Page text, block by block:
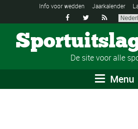
Info voor wedden Jaarkalender
  
De site voor alle
Menu